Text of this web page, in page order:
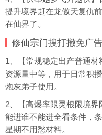
提升境界赶在龙傲天复仇
在仙界了。
修仙宗门搜打撤免广
1、【常规稳定出产普通
资源量中等，用于日常积
炮灰弟子使用。
2、【高爆率限灵根限境
能进谁不能进全看条件，
星期不用愁材料。